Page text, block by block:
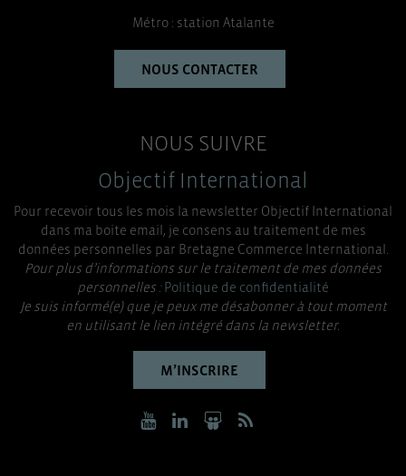
Métro : station Atalante
NOUS CONTACTER
NOUS SUIVRE
Objectif International
Pour recevoir tous les mois la newsletter Objectif International
dans ma boite email, je consens au traitement de mes
données personnelles par Bretagne Commerce International.
Pour plus d’informations sur le traitement de mes données
personnelles :Politique de confidentialité
Je suis informé(e) que je peux me désabonner à tout moment
en utilisant le lien intégré dans la newsletter.
M’INSCRIRE